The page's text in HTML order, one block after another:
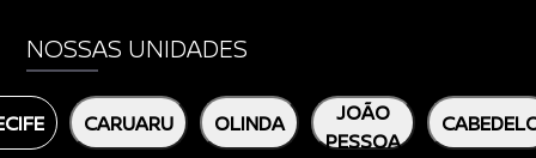
NOSSAS UNIDADES
CARUARU OLINDA
JOÃO
PESSOA